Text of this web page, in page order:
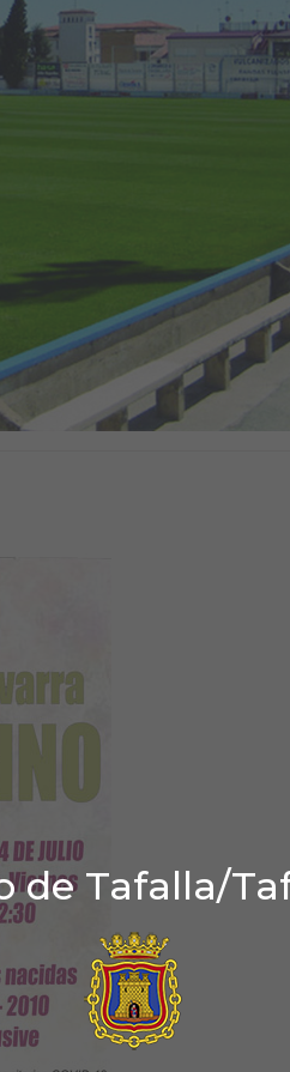
de Tafalla/